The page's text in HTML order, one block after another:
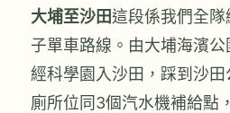
大埔至沙田這段係我們全
子單車路線。由大埔海濱
經科學園入沙田，踩到沙
廁所位同3個汽水機補給點